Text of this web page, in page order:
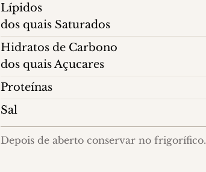
Lípidos
dos quais Saturados
Hidratos de Carbono
dos quais Açucares
Proteínas
Sal
Depois de aberto conservar no frigorífico.